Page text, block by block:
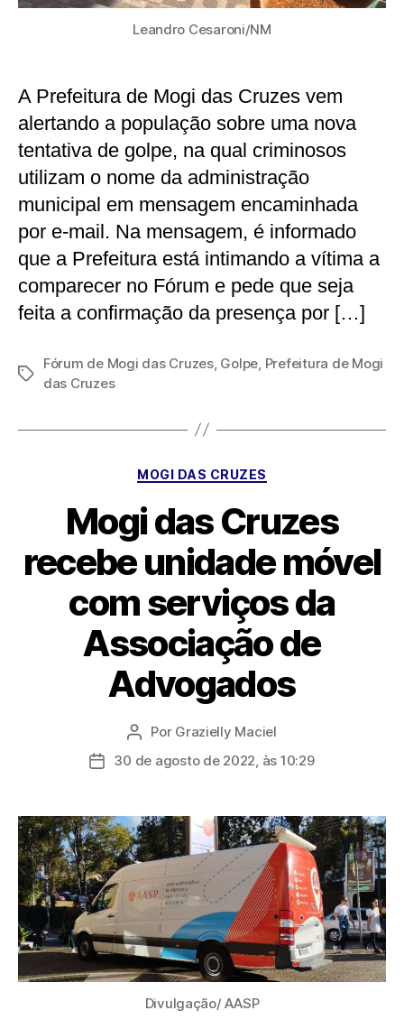
Leandro Cesaroni/NM
A Prefeitura de Mogi das Cruzes vem
alertando a população sobre uma nova
tentativa de golpe, na qual criminosos
utilizam o nome da administração
municipal em mensagem encaminhada
por e-mail. Na mensagem, é informado
que a Prefeitura está intimando a vítima a
comparecer no Fórum e pede que seja
feita a confirmação da presença por […]
Tags
Fórum de Mogi das Cruzes, Golpe Prefeitura de Mogi
das Cruzes
Categorias
MOGI DAS CRUZES
Mogi das Cruzes
recebe unidade móvel
com serviços da
Associação de
Advogados
Autor
do
Por Grazielly Maciel
Data30 de agosto de 2022, às 10:29
Divulgação/ AASP